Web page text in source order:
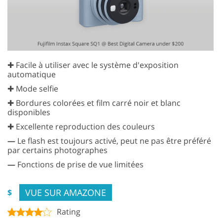
✚ Facile à utiliser avec le système d'exposition
automatique
✚ Mode selfie
✚ Bordures colorées et film carré noir et blanc
disponibles
✚ Excellente reproduction des couleurs
— Le flash est toujours activé, peut ne pas être préféré
par certains photographes
— Fonctions de prise de vue limitées
$ VUE SUR AMAZONE
Rating